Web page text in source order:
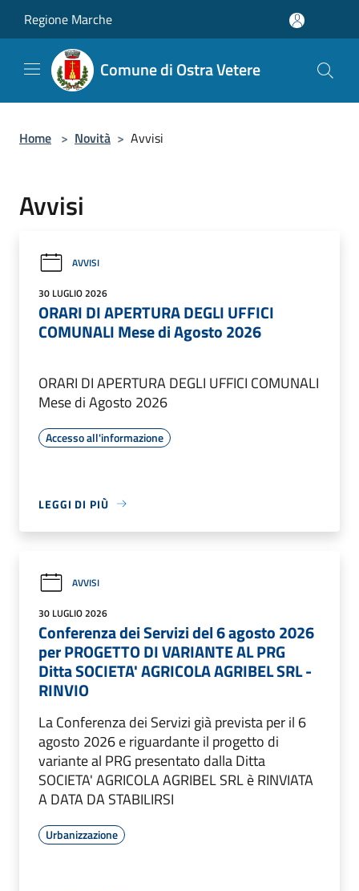
Regione Marche
Comune di Ostra Vetere
Home > Novità > Avvisi
Avvisi
AVVISI
30 LUGLIO 2026
ORARI DI APERTURA DEGLI UFFICI
COMUNALI Mese di Agosto 2026
ORARI DI APERTURA DEGLI UFFICI COMUNALI
Mese di Agosto 2026
Accesso all'informazione
LEGGI DI PIÙ
AVVISI
30 LUGLIO 2026
Conferenza dei Servizi del 6 agosto 2026
per PROGETTO DI VARIANTE AL PRG
Ditta SOCIETA' AGRICOLA AGRIBEL SRL -
RINVIO
La Conferenza dei Servizi già prevista per il 6
agosto 2026 e riguardante il progetto di
variante al PRG presentato dalla Ditta
SOCIETA' AGRICOLA AGRIBEL SRL è RINVIATA
A DATA DA STABILIRSI
Urbanizzazione